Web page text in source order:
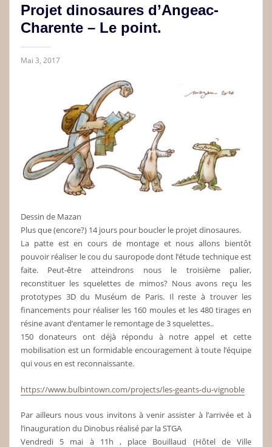
Projet dinosaures d’Angeac-
Charente – Le point.
Mai 3, 2017
Dessin de Mazan
Plus que (encore?) 14 jours pour boucler le projet dinosaures.
La patte est en cours de montage et nous allons bientôt
pouvoir réaliser le cou du sauropode dont l’étude technique est
faite. Peut-être atteindrons nous le troisième palier,
reconstituer les squelettes de mimos? Nous avons reçu les
prototypes 3D du Muséum de Paris. Il reste à trouver les
financements pour réaliser les 160 moules et les 480 tirages en
résine avant d’entamer le remontage de 3 squelettes..
150 donateurs ont déjà répondu à notre appel et cette
mobilisation est un formidable encouragement à toute l’équipe
qui vous en est reconnaissante.
https://www.bulbintown.com/projects/les-geants-du-vignoble
Par ailleurs nous vous invitons à venir assister à l’arrivée et à
l’inauguration du Dinobus réalisé par la STGA
Vendredi 5 mai à 11h , place Bouillaud (Hôtel de Ville